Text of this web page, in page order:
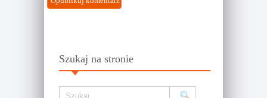
Szukaj na stronie